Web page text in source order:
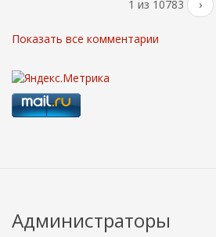
1 из 10783 ›
Показать все комментарии
Администраторы